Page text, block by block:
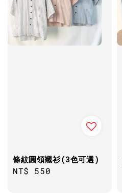
條紋圓領襯衫(3色可選)
Regular
NT$ 550